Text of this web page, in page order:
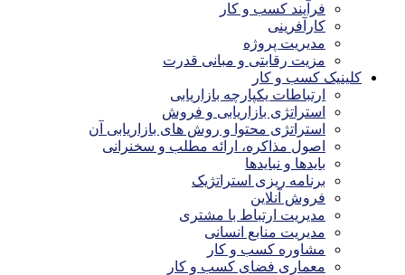
فرآیند کسب و کار
کارآفرینی
مدیریت پروژه
مزیت رقابتی و مبانی قدرت
کلینیک کسب و کار
ارتباطات یکپارچه بازاریابی
استراتژی بازاریابی و فروش
استراتژی محتوا و روش های بازاریابی آن
اصول مذاکره، ارائه مطلب و سخنرانی
بایدها و نبایدها
برنامه ریزی استراتژیک
فروش آنلاین
مدیریت ارتباط با مشتری
مدیریت منابع انسانی
مشاوره کسب و کار
معماری فضای کسب و کار